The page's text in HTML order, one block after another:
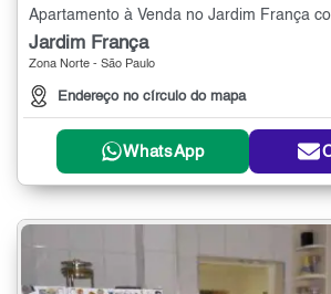
Apartamento à Venda no Jardim França
Jardim França
Zona Norte - São Paulo
Endereço no círculo do mapa
WhatsApp